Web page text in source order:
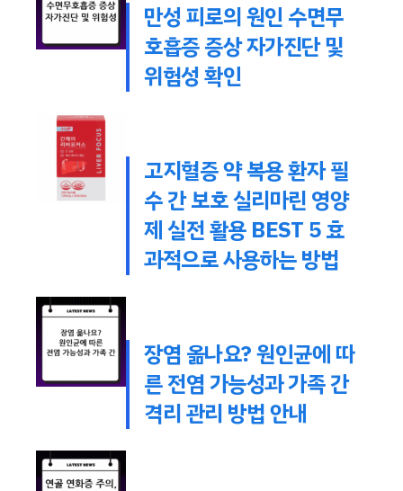
만성 피로의 원인 수면무
호흡증 증상 자가진단 및
위험성 확인
고지혈증 약 복용 환자 필
수 간 보호 실리마린 영양
제 실전 활용 BEST 5 효
과적으로 사용하는 방법
장염 옮나요? 원인균에 따
른 전염 가능성과 가족 간
격리 관리 방법 안내